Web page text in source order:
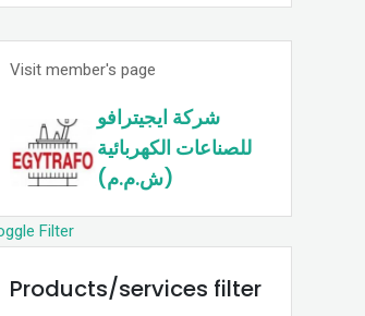
Visit member's page
شركة ايجيترافو
للصناعات الكهربائية
(ش.م.م)
Filter
Products/services filter